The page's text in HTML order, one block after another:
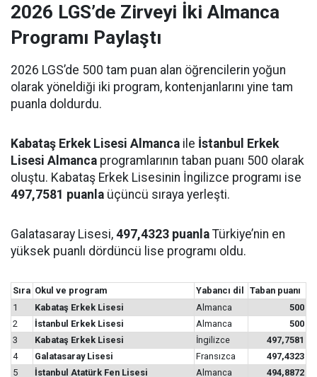
2026 LGS’de Zirveyi İki Almanca
Programı Paylaştı
2026 LGS’de 500 tam puan alan öğrencilerin yoğun
olarak yöneldiği iki program, kontenjanlarını yine tam
puanla doldurdu.
Kabataş Erkek Lisesi Almanca ile İstanbul Erkek
Lisesi Almanca programlarının taban puanı 500 olarak
oluştu. Kabataş Erkek Lisesinin İngilizce programı ise
497,7581 puanla üçüncü sıraya yerleşti.
Galatasaray Lisesi, 497,4323 puanla Türkiye’nin en
yüksek puanlı dördüncü lise programı oldu.
Sıra Okul ve program Yabancı dil
Taban puanı
1
Kabataş Erkek Lisesi Almanca
500
2
İstanbul Erkek Lisesi Almanca
500
3
Kabataş Erkek Lisesi İngilizce
497,7581
4
Galatasaray Lisesi Fransızca
497,4323
5
İstanbul Atatürk Fen Lisesi Almanca 494,8872